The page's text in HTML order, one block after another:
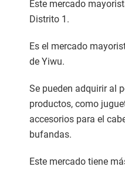
Este mercado
Distrito 1.
Es el mercado
de Yiwu.
Se pueden adquirir al
productos, como
accesorios para el
bufandas.
Este mercado tiene